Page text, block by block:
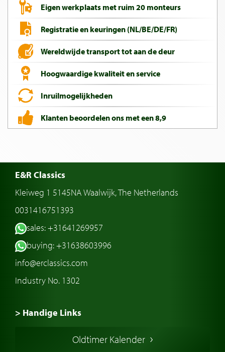
Eigen werkplaats met ruim 20 monteurs
Registratie en keuringen (NL/BE/DE/FR)
Wereldwijde transport tot aan de deur
Hoogwaardige kwaliteit en service
Inruilmogelijkheden
Klanten beoordelen ons met een 8,9
E&R Classics
Kleiweg 1 5145NA Waalwijk, The Netherlands
0031416751393
sales: +31641269957
buying: +31638603996
info@erclassics.com
Industry No. 1302
> Handige Links
Oldtimer Kalender